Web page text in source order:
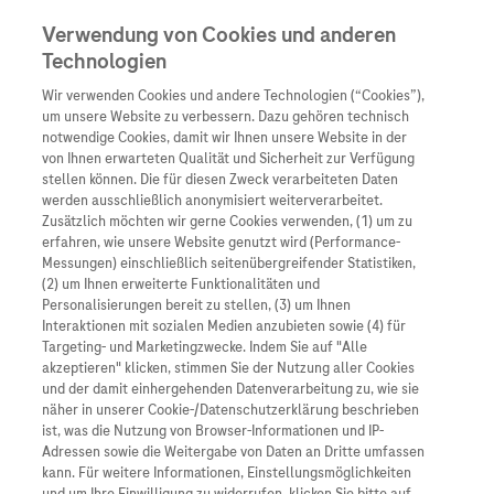
Unternehmen
Übersicht
Wer wir sind
Was uns antreibt
Unsere Standorte
Roche Stories
Events
Innovation
Übersicht
Forschung
Personalisierte
Digitalisierung
Blog Zukunftslabor
Übersicht
Unser Service für
Informationen zu
Diagnostik ist
Klinische Studien
Arzneimittel
Übersicht
Arzneimittel A-Z
Roche Pipeline
Roche Fachportal
Diagnostik
Kontakt
Presse
Karriere
Erschienen am 05/08/2024 von
Verwendung von Cookies und anderen
Technologien
Wir verwenden Cookies und andere Technologien (“Cookies”),
um unsere Website zu verbessern. Dazu gehören technisch
notwendige Cookies, damit wir Ihnen unsere Website in der
von Ihnen erwarteten Qualität und Sicherheit zur Verfügung
stellen können. Die für diesen Zweck verarbeiteten Daten
werden ausschließlich anonymisiert weiterverarbeitet.
Zusätzlich möchten wir gerne Cookies verwenden, (1) um zu
erfahren, wie unsere Website genutzt wird (Performance-
Messungen) einschließlich seitenübergreifender Statistiken,
(2) um Ihnen erweiterte Funktionalitäten und
Personalisierungen bereit zu stellen, (3) um Ihnen
Interaktionen mit sozialen Medien anzubieten sowie (4) für
Targeting- und Marketingzwecke. Indem Sie auf "Alle
akzeptieren" klicken, stimmen Sie der Nutzung aller Cookies
und der damit einhergehenden Datenverarbeitung zu, wie sie
näher in unserer Cookie-/Datenschutzerklärung beschrieben
ist, was die Nutzung von Browser-Informationen und IP-
Adressen sowie die Weitergabe von Daten an Dritte umfassen
kann. Für weitere Informationen, Einstellungsmöglichkeiten